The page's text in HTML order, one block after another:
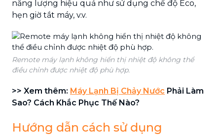
năng lượng hiệu quả như sử dụng chế độ Eco,
hẹn giờ tắt máy, v.v.
Remote máy lạnh không hiển thị nhiệt độ không thể
điều chỉnh được nhiệt độ phù hợp.
>> Xem thêm: Máy Lạnh Bị Chảy Nước Phải Làm
Sao? Cách Khắc Phục Thế Nào?
Hướng dẫn cách sử dụng